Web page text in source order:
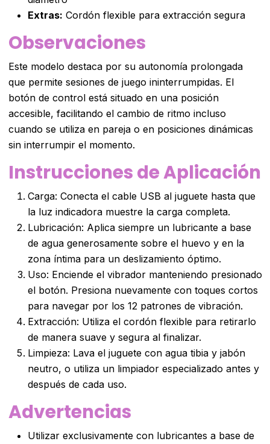
Extras: Cordón flexible para extracción segura
Observaciones
Este modelo destaca por su autonomía prolongada
que permite sesiones de juego ininterrumpidas. El
botón de control está situado en una posición
accesible, facilitando el cambio de ritmo incluso
cuando se utiliza en pareja o en posiciones dinámicas
sin interrumpir el momento.
Instrucciones de Aplicación
Carga: Conecta el cable USB al juguete hasta que
la luz indicadora muestre la carga completa.
Lubricación: Aplica siempre un lubricante a base
de agua generosamente sobre el huevo y en la
zona íntima para un deslizamiento óptimo.
Uso: Enciende el vibrador manteniendo presionado
el botón. Presiona nuevamente con toques cortos
para navegar por los 12 patrones de vibración.
Extracción: Utiliza el cordón flexible para retirarlo
de manera suave y segura al finalizar.
Limpieza: Lava el juguete con agua tibia y jabón
neutro, o utiliza un limpiador especializado antes y
después de cada uso.
Advertencias
Utilizar exclusivamente con lubricantes a base de